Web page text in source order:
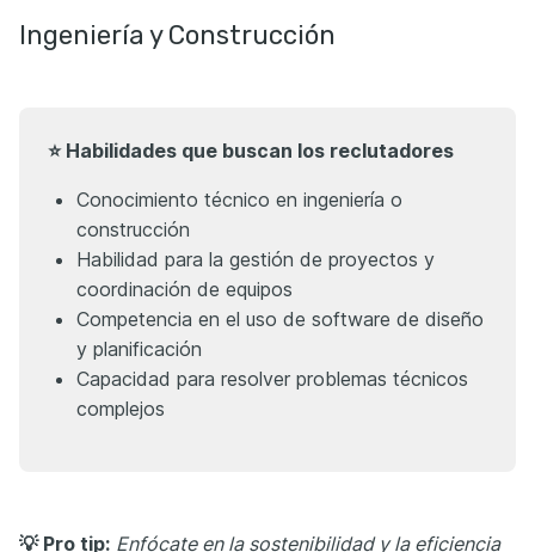
Ingeniería y Construcción
⭐ Habilidades que buscan los reclutadores
Conocimiento técnico en ingeniería o
construcción
Habilidad para la gestión de proyectos y
coordinación de equipos
Competencia en el uso de software de diseño
y planificación
Capacidad para resolver problemas técnicos
complejos
💡 Pro tip: Enfócate en la sostenibilidad y la eficiencia